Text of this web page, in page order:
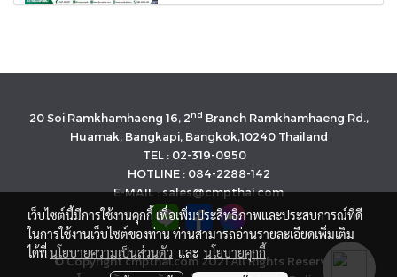
20 Soi Ramkhamhaeng 16, 2nd Branch Ramkhamhaeng Rd.,
Huamak, Bangkapi, Bangkok,10240 Thailand
TEL : 02-319-0950
HOTLINE : 084-2288-142
E-MAIL : sales@cmpthai.com
© Copyright cmpthai.com 2021 All Rights Reserved.
เว็บไซต์นี้มีการใช้งานคุกกี้ เพื่อเพิ่มประสิทธิภาพและประสบการณ์ที่ดี
ในการใช้งานเว็บไซต์ของท่าน ท่านสามารถอ่านรายละเอียดเพิ่มเติม
ได้ที่นโยบายความเป็นส่วนตัว และ นโยบายคุกกี้